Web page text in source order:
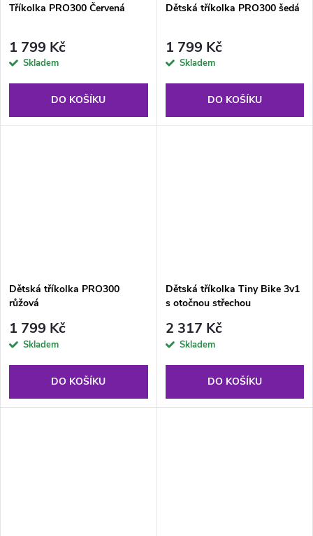
Tříkolka PRO300 Červená
1 799 Kč
Skladem
DO KOŠÍKU
Dětská tříkolka PRO300 šedá
1 799 Kč
Skladem
DO KOŠÍKU
Dětská tříkolka PRO300
růžová
1 799 Kč
Skladem
DO KOŠÍKU
Dětská tříkolka Tiny Bike 3v1
s otočnou střechou
2 317 Kč
Skladem
DO KOŠÍKU